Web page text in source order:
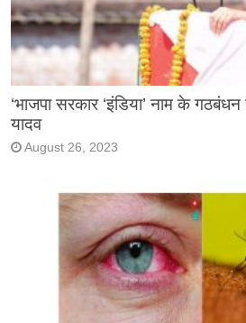
‘भाजपा सरकार ‘इंडिया’ नाम के
यादव
August 26, 2023